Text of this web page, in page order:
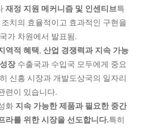
재정 지원 메커니즘 및 인센티브특
치의 효율적이고 효과적인 구현을
국가 차원에서 발표됨.
역적 혜택, 산업 경쟁력과 지속 가능
장수출국과 수입국 모두에게 중요
신흥 시장과 개발도상국의 일자리
련이 있습니다.
화 지속 가능한 제품과 필요한 중간
라를 위한 시장을 선도합니다.특히